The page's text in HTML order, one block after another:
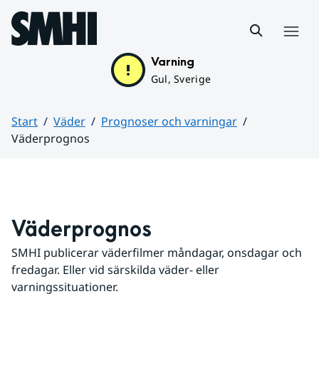
Hoppa till sidans innehåll
Varning
Gul, Sverige
Start Väder
Prognoser och varningar
Väderprognos
Väderprognos
SMHI publicerar väderfilmer måndagar, onsdagar och
fredagar. Eller vid särskilda väder- eller
varningssituationer.